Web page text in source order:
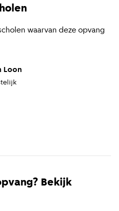
waarvan deze opvang
Loon
informatie
Bekijk